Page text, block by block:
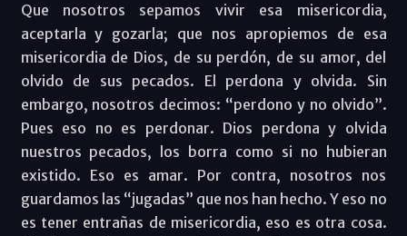
Que nosotros sepamos vivir esa misericordia,
aceptarla y gozarla; que nos apropiemos de esa
misericordia de Dios, de su perdón, de su amor, del
olvido de sus pecados. El perdona y olvida. Sin
embargo, nosotros decimos: “perdono y no olvido”.
Pues eso no es perdonar. Dios perdona y olvida
nuestros pecados, los borra como si no hubieran
existido. Eso es amar. Por contra, nosotros nos
guardamos las “jugadas” que nos han hecho. Y eso no
es tener entrañas de misericordia, eso es otra cosa.